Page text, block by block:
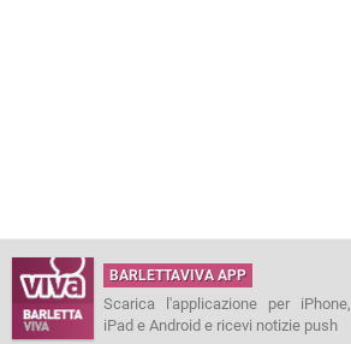
BARLETTAVIVA APP
Scarica l'applicazione per iPhone,
iPad e Android e ricevi notizie push